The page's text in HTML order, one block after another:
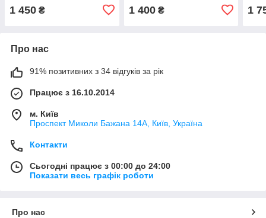
1 450 ₴ 1 400₴ 1
Про нас
91% позитивних з 34 відгуків за рік
Працює з 16.10.2014
м. Київ
Проспект Миколи Бажана 14А, Київ, Україна
Контакти
Сьогодні працює з 00:00 до 24:00
Показати весь графік роботи
Про нас